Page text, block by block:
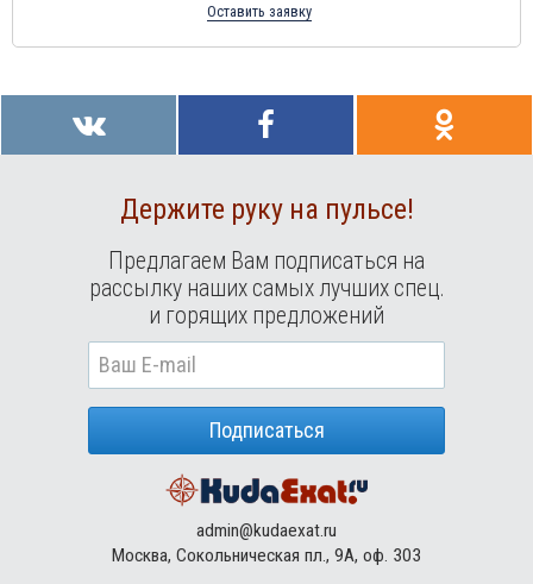
Оставить заявку
Держите руку на пульсе!
Предлагаем Вам подписаться на
рассылку наших самых лучших спец.
и горящих предложений
Подписаться
admin@kudaexat.ru
Москва, Сокольническая пл., 9А, оф. 303